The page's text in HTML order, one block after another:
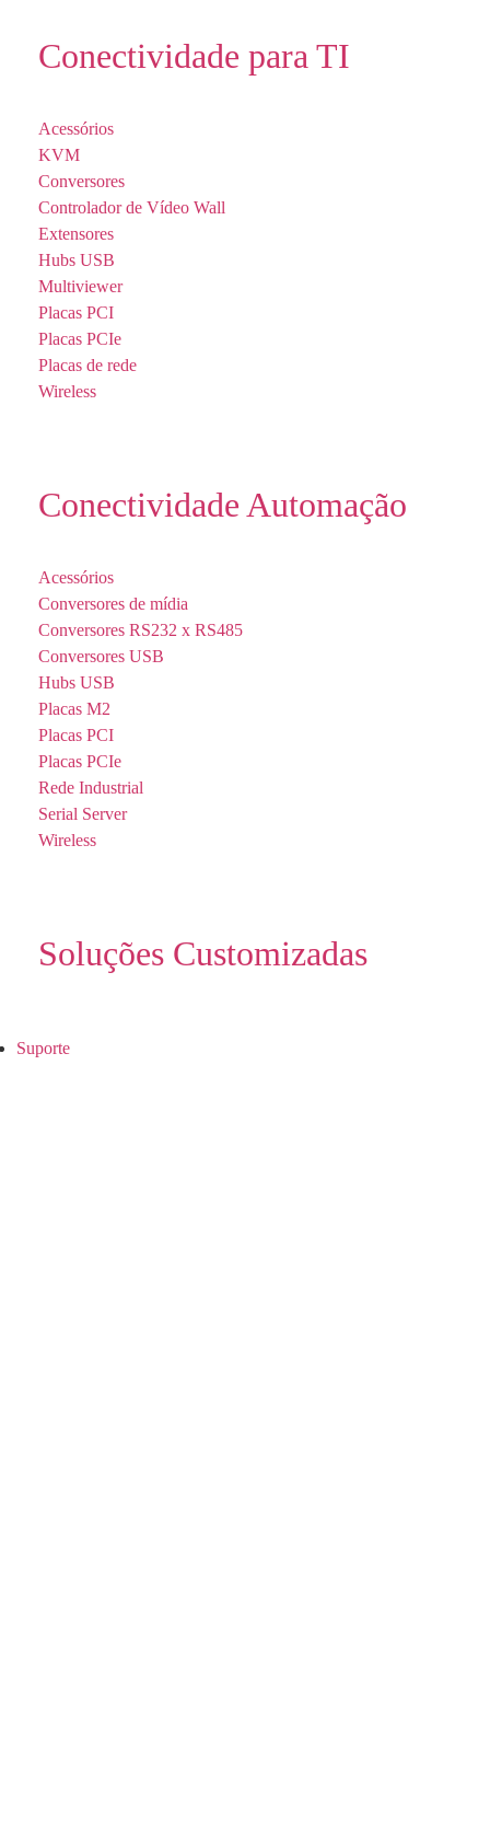
Conectividade para TI
Acessórios
KVM
Conversores
Controlador de Vídeo Wall
Extensores
Hubs USB
Multiviewer
Placas PCI
Placas PCIe
Placas de rede
Wireless
Conectividade Automação
Acessórios
Conversores de mídia
Conversores RS232 x RS485
Conversores USB
Hubs USB
Placas M2
Placas PCI
Placas PCIe
Rede Industrial
Serial Server
Wireless
Soluções Customizadas
Suporte